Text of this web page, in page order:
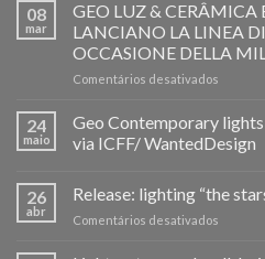
08
mar
GEO LUZ &
LANCIANO LA LINEA
OCCASIONE DELLA
Comentários desativados
LUZ
&
24
maio
Geo Contemporary
via ICFF/ WantedDesign
26
abr
Release: lighting “the
Comentários desativados